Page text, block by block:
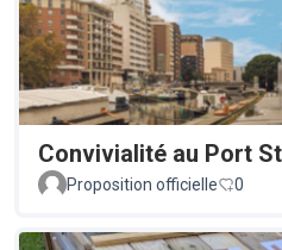
Convivialité au Port
Proposition officielle
0